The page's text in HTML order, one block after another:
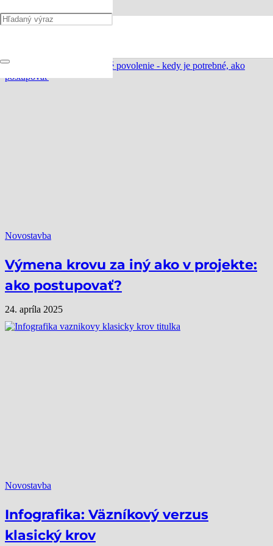
Novostavba
Výmena krovu za iný ako v projekte:
ako postupovať?
24. apríla 2025
Novostavba
Infografika: Väzníkový verzus
klasický krov